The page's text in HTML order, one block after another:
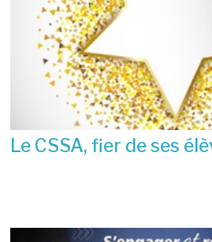
Le CSSA, fier de ses